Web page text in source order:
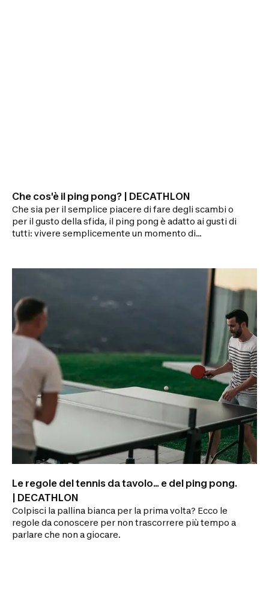
Che cos'è il ping pong? | DECATHLON
Che sia per il semplice piacere di fare degli scambi o
per il gusto della sfida, il ping pong è adatto ai gusti di
tutti: vivere semplicemente un momento di
Le regole del tennis da tavolo... e del ping pong.
| DECATHLON
Colpisci la pallina bianca per la prima volta? Ecco le
regole da conoscere per non trascorrere più tempo a
parlare che non a giocare.